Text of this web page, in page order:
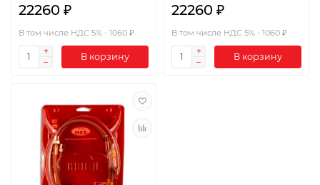
22260 ₽
В том числе НДС 5% - 1060 ₽
В корзину
22260 ₽
В том числе НДС 5% - 1060 ₽
В корзину